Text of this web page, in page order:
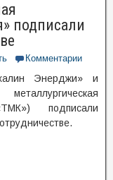
подписали
Комментарии
Энерджи» и
подписали